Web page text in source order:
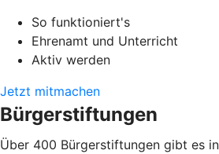
So funktioniert's
Ehrenamt und Unterricht
Aktiv werden
Jetzt mitmachen
Bürgerstiftungen
Über 400 Bürgerstiftungen gibt es